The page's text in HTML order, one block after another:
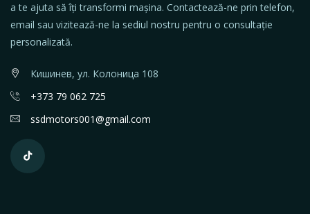
a te ajuta să îți transformi mașina. Contactează-ne prin telefon,
email sau vizitează-ne la sediul nostru pentru o consultație
personalizată.
Кишинев, ул. Колоница 108
+373 79 062 725
ssdmotors001@gmail.com